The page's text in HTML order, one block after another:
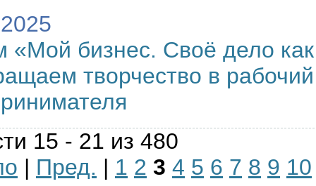
«Мой бизнес. Своё дело как
творчество в
15 - 21 из 480
| Пред. | 1 2 3 4 5 6 7 8 9 10